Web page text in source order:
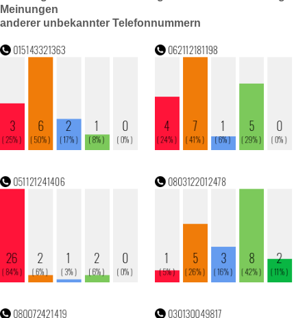
Meinungen
anderer unbekannter Telefonnummern